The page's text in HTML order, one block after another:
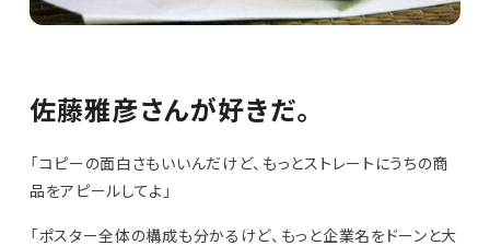
佐藤雅彦さんが好きだ。
「コピーの面白さもいいんだけど、もっとストレートにうちの商
品をアピールしてよ」
「ポスター全体の構成も分かるけど、もっと企業名をドーンと大